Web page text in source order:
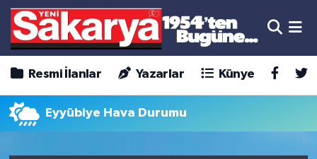
Resmi İlanlar Yazarlar Künye
Eyyübiye Hava Durumu